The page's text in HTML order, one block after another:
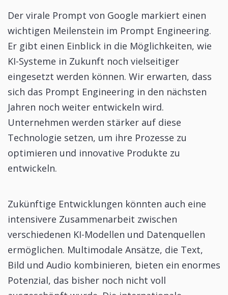
Der virale Prompt von Google markiert einen
wichtigen Meilenstein im Prompt Engineering.
Er gibt einen Einblick in die Möglichkeiten, wie
KI-Systeme in Zukunft noch vielseitiger
eingesetzt werden können. Wir erwarten, dass
sich das Prompt Engineering in den nächsten
Jahren noch weiter entwickeln wird.
Unternehmen werden stärker auf diese
Technologie setzen, um ihre Prozesse zu
optimieren und innovative Produkte zu
entwickeln.
Zukünftige Entwicklungen könnten auch eine
intensivere Zusammenarbeit zwischen
verschiedenen KI-Modellen und Datenquellen
ermöglichen. Multimodale Ansätze, die Text,
Bild und Audio kombinieren, bieten ein enormes
Potenzial, das bisher noch nicht voll